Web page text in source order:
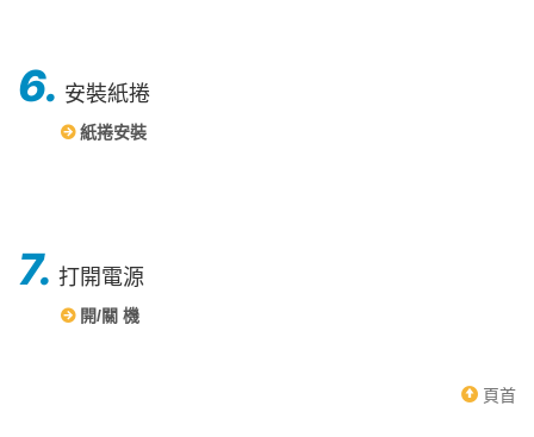
6. 安裝紙捲
紙捲安裝
7. 打開電源
開/關 機
頁首